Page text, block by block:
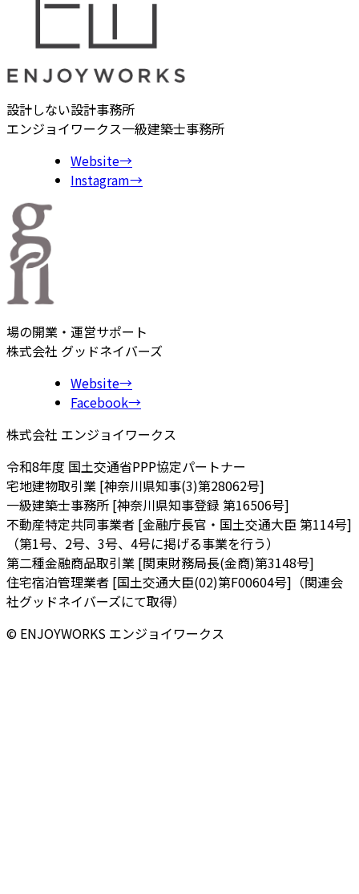
設計しない設計事務所
エンジョイワークス一級建築士事務所
Website→
Instagram→
場の開業・運営サポート
株式会社 グッドネイバーズ
Website→
Facebook→
株式会社 エンジョイワークス
令和8年度 国土交通省PPP協定パートナー
宅地建物取引業 [神奈川県知事(3)第28062号]
一級建築士事務所 [神奈川県知事登録 第16506号]
不動産特定共同事業者 [金融庁長官・国土交通大臣 第114号]
（第1号、2号、3号、4号に掲げる事業を行う）
第二種金融商品取引業 [関東財務局長(金商)第3148号]
住宅宿泊管理業者 [国土交通大臣(02)第F00604号]（関連会
社グッドネイバーズにて取得）
© ENJOYWORKS エンジョイワークス